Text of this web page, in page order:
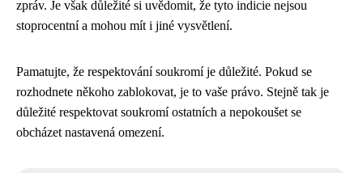
zpráv. Je však důležité si uvědomit, že tyto indicie nejsou
stoprocentní a mohou mít i jiné vysvětlení.
Pamatujte, že respektování soukromí je důležité. Pokud se
rozhodnete někoho zablokovat, je to vaše právo. Stejně tak je
důležité respektovat soukromí ostatních a nepokoušet se
obcházet nastavená omezení.